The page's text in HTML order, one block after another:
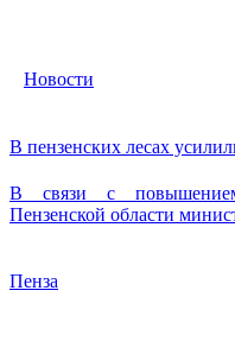
Новости
В пензенских лесах
В связи с
Пензенской области
Пенза